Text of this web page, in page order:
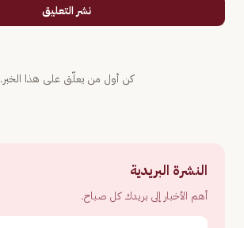
نشر التعليق
كن أول من يعلّق على هذا الخبر.
النشرة البريدية
أهم الأخبار إلى بريدك كل صباح.